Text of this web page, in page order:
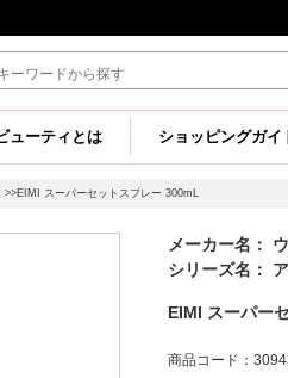
ューティとは ショッピングガイ
>>EIMI スーパーセットスプレー 300mL
メーカー名：
シリーズ名：
EIMI スーパー
商品コード：